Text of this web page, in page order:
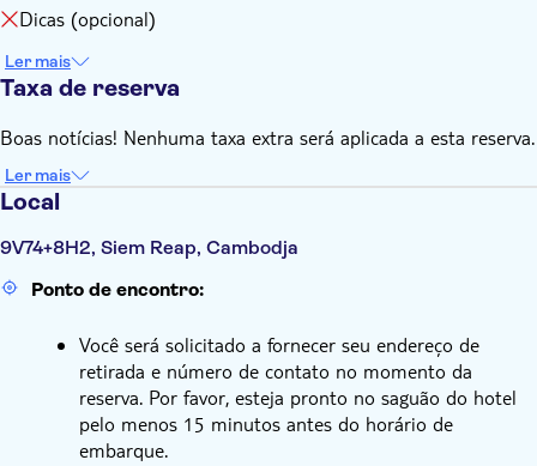
Dicas (opcional)
Ler mais
Taxa de reserva
Boas notícias! Nenhuma taxa extra será aplicada a esta reserva.
Ler mais
Local
9V74+8H2, Siem Reap, Cambodja
Ponto de encontro:
Você será solicitado a fornecer seu endereço de
retirada e número de contato no momento da
reserva. Por favor, esteja pronto no saguão do hotel
pelo menos 15 minutos antes do horário de
embarque.